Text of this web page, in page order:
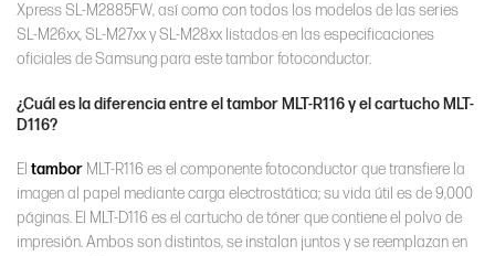
Xpress SL-M2885FW, así como con todos los modelos de las series
SL-M26xx, SL-M27xx y SL-M28xx listados en las especificaciones
oficiales de Samsung para este tambor fotoconductor.
¿Cuál es la diferencia entre el tambor MLT-R116 y el cartucho MLT-
D116?
El tambor MLT-R116 es el componente fotoconductor que transfiere la
imagen al papel mediante carga electrostática; su vida útil es de 9,000
páginas. El MLT-D116 es el cartucho de tóner que contiene el polvo de
impresión. Ambos son distintos, se instalan juntos y se reemplazan en